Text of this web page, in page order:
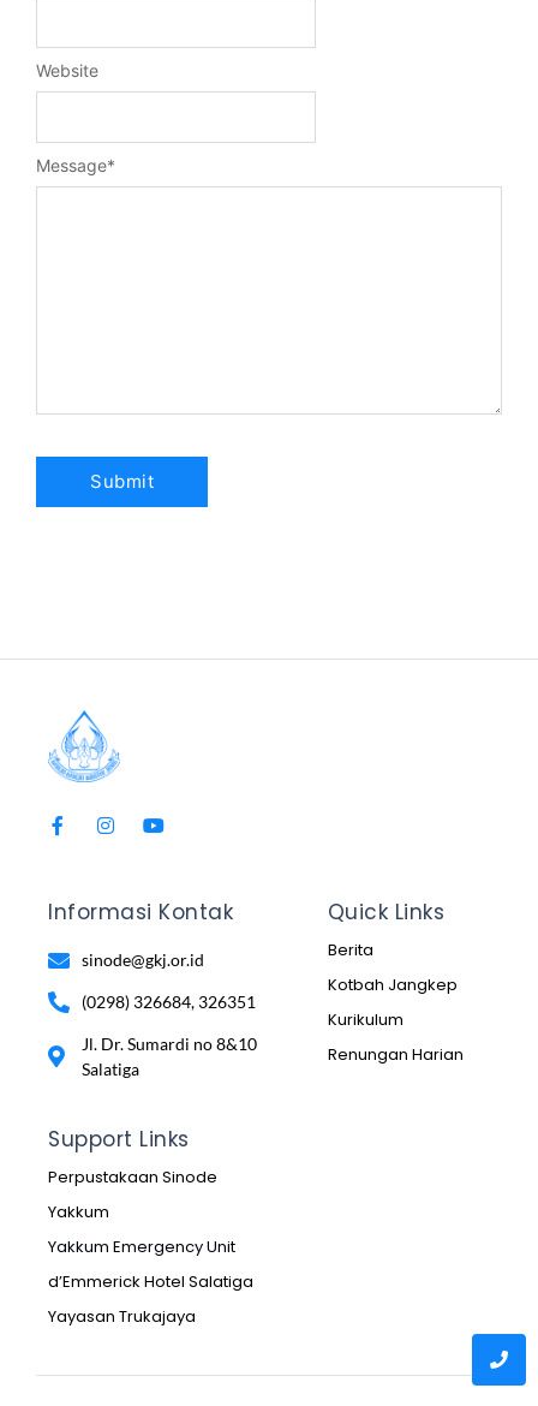
Message*
Website
Informasi Kontak
sinode@gkj.or.id
(0298) 326684, 326351
Jl. Dr. Sumardi no 8&10
Salatiga
Quick Links
Berita
Kotbah Jangkep
Kurikulum
Renungan Harian
Support Links
Perpustakaan Sinode
Yakkum
Yakkum Emergency Unit
d’Emmerick Hotel Salatiga
Yayasan Trukajaya